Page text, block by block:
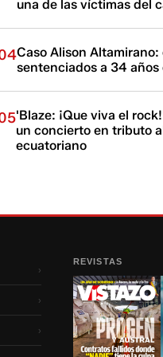
una de las víctimas del
Caso Alison
sentenciados a 34
'Blaze: ¡Que viva el
un concierto en tributo
ecuatoriano
›
›
›
REVISTAS